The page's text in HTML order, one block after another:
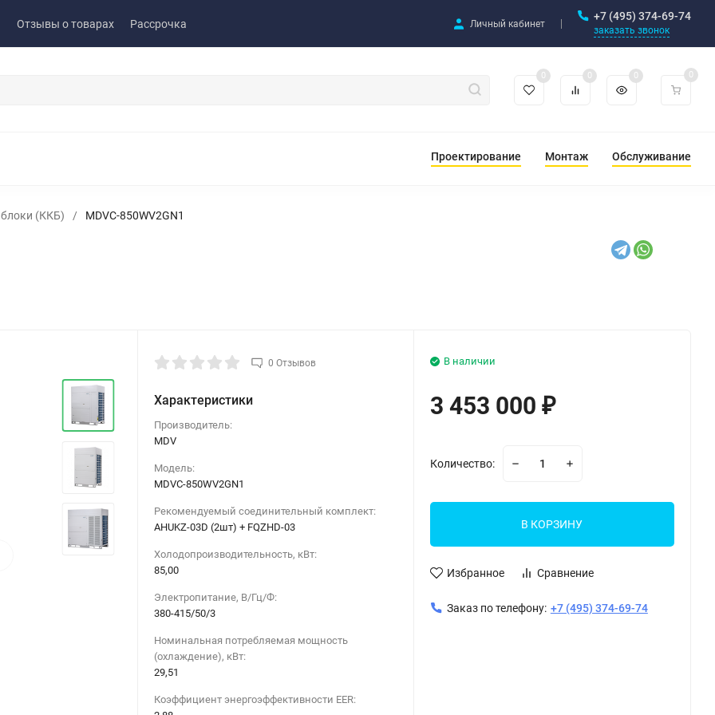
Отзывы о товарах Рассрочка Личный кабинет
+7 (495) 374-69-74
заказать звонок
0 0 0 0
Проектирование Монтаж Обслуживание
(ККБ) / MDVC-850WV2GN1
0 Отзывов
Характеристики
Производитель:
MDV
Модель:
MDVC-850WV2GN1
Рекомендуемый соединительный комплект:
AHUKZ-03D (2шт) + FQZHD-03
Холодопроизводительность, кВт:
85,00
Электропитание, В/Гц/Ф:
380-415/50/3
Номинальная потребляемая мощность
(охлаждение), кВт:
29,51
Коэффициент энергоэффективности EER:
В наличии
3 453 000 ₽
Количество:
В КОРЗИНУ
Избранное Сравнение
Заказ по телефону: +7 (495) 374-69-74